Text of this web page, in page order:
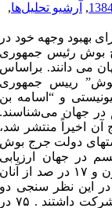
, آرشیو تحلیل‌ها,
بهبود وجهه خود در
بوش رئیس جمهوری
می دانند. براساس
رییس جمهوری
و “اسامه بن
در جهان می‌شناسند.
آن اخیراً منتشر شد،
سیاستهای دولت جرج بوش
در جهان ارزیابی
کردند. ۲۲ در صد از شرکت‌کنندگان آرئیل شارون و ۱۷ در صد از آنان
در این نظر سنجی دو
هزار و ۵۰۰ تن از اهالی پنج شهر بزرگ ترکیه شرکت داشتند . ۷۵ در